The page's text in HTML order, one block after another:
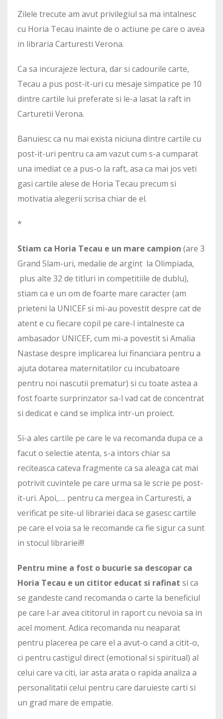
Zilele trecute am avut privilegiul sa ma intalnesc
cu Horia Tecau inainte de o actiune pe care o avea
in libraria Carturesti Verona.
Ca sa incurajeze lectura, dar si cadourile carte,
Tecau a pus post-it-uri cu mesaje simpatice pe 10
dintre cartile lui preferate si le-a lasat la raft in
Carturetii Verona.
Banuiesc ca nu mai exista niciuna dintre cartile cu
post-it-uri pentru ca am vazut cum s-a cumparat
una imediat ce a pus-o la raft, asa ca mai jos veti
gasi cartile alese de Horia Tecau precum si
motivatia alegerii scrisa chiar de el.
*
Stiam ca Horia Tecau e un mare campion (are 3
Grand Slam-uri, medalie de argint la Olimpiada,
plus alte 32 de titluri in competitiile de dublu),
stiam ca e un om de foarte mare caracter (am
prieteni la UNICEF si mi-au povestit despre cat de
atent e cu fiecare copil pe care-l intalneste ca
ambasador UNICEF, cum mi-a povestit si Amalia
Nastase despre implicarea lui financiara pentru a
ajuta dotarea maternitatilor cu incubatoare
pentru noi nascutii prematur) si cu toate astea a
fost foarte surprinzator sa-l vad cat de concentrat
si dedicat e cand se implica intr-un proiect.
Si-a ales cartile pe care le va recomanda dupa ce a
facut o selectie atenta, s-a intors chiar sa
reciteasca cateva fragmente ca sa aleaga cat mai
potrivit cuvintele pe care urma sa le scrie pe post-
it-uri. Apoi,…. pentru ca mergea in Carturesti, a
verificat pe site-ul librariei daca se gasesc cartile
pe care el voia sa le recomande ca fie sigur ca sunt
in stocul librariei!!!
Pentru mine a fost o bucurie sa descopar ca
Horia Tecau e un cititor educat si rafinat si ca
se gandeste cand recomanda o carte la beneficiul
pe care l-ar avea cititorul in raport cu nevoia sa in
acel moment. Adica recomanda nu neaparat
pentru placerea pe care el a avut-o cand a citit-o,
ci pentru castigul direct (emotional si spiritual) al
celui care va citi, iar asta arata o rapida analiza a
personalitatii celui pentru care daruieste carti si
un grad mare de empatie.